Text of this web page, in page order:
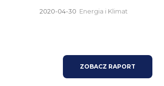
2020-04-30 Energia i Klimat
ZOBACZ RAPORT